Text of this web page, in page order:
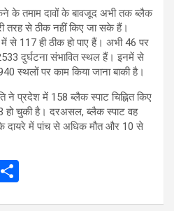
के तमाम दावों के बावजूद अभी तक ब्लैक
तरह से ठीक नहीं किए जा सके हैं।
से 117 ही ठीक हो पाए हैं। अभी 46 पर
दुर्घटना संभावित स्थल हैं। इनमें से
स्थलों पर काम किया जाना बाकी है।
ने प्रदेश में 158 ब्लैक स्पाट चिह्नित किए
चुकी है। दरअसल, ब्लैक स्पाट वह
दायरे में पांच से अधिक मौत और 10 से
W